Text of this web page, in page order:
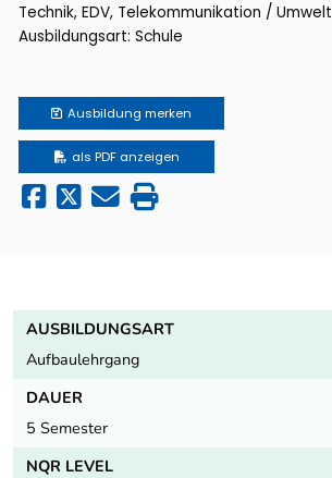
Technik, EDV, Telekommunikation / Umwelt
Ausbildungsart: Schule
Ausbildung merken
als PDF anzeigen
AUSBILDUNGSART
Aufbaulehrgang
DAUER
5 Semester
NQR LEVEL